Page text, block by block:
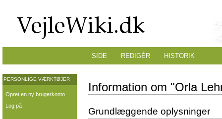
Information om "Orla
Grundlæggende oplysninger
SIDE REDIGÉR HISTORIK
PERSONLIGE VÆRKTØJER
Opret en ny brugerkonto
Log på